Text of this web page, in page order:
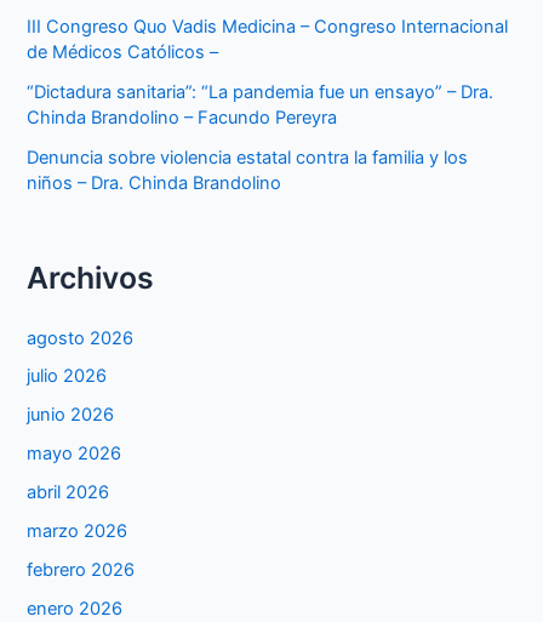
III Congreso Quo Vadis Medicina – Congreso Internacional
de Médicos Católicos –
“Dictadura sanitaria”: “La pandemia fue un ensayo” – Dra.
Chinda Brandolino – Facundo Pereyra
Denuncia sobre violencia estatal contra la familia y los
niños – Dra. Chinda Brandolino
Archivos
agosto 2026
julio 2026
junio 2026
mayo 2026
abril 2026
marzo 2026
febrero 2026
enero 2026